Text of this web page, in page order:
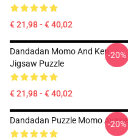
€ 21,98 - € 40,02
Dandadan Momo And Ken
Jigsaw Puzzle
€ 21,98 - € 40,02
-20%
Dandadan Puzzle Momo Ayase
-20%